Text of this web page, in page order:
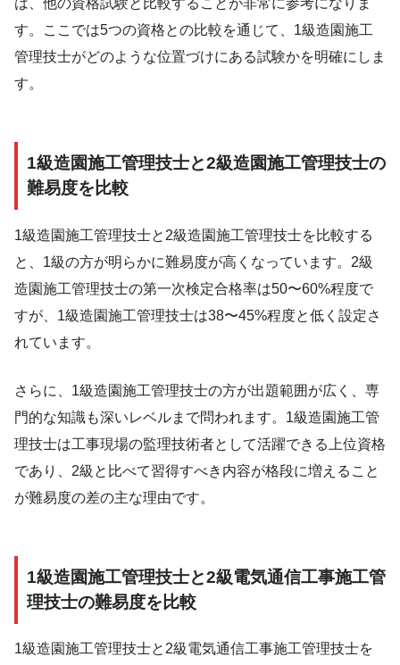
は、他の資格試験と比較することが非常に参考になりま
す。ここでは5つの資格との比較を通じて、1級造園施工
管理技士がどのような位置づけにある試験かを明確にしま
す。
1級造園施工管理技士と2級造園施工管理技士の
難易度を比較
1級造園施工管理技士と2級造園施工管理技士を比較する
と、1級の方が明らかに難易度が高くなっています。2級
造園施工管理技士の第一次検定合格率は50〜60%程度で
すが、1級造園施工管理技士は38〜45%程度と低く設定さ
れています。
さらに、1級造園施工管理技士の方が出題範囲が広く、専
門的な知識も深いレベルまで問われます。1級造園施工管
理技士は工事現場の監理技術者として活躍できる上位資格
であり、2級と比べて習得すべき内容が格段に増えること
が難易度の差の主な理由です。
1級造園施工管理技士と2級電気通信工事施工管
理技士の難易度を比較
1級造園施工管理技士と2級電気通信工事施工管理技士を